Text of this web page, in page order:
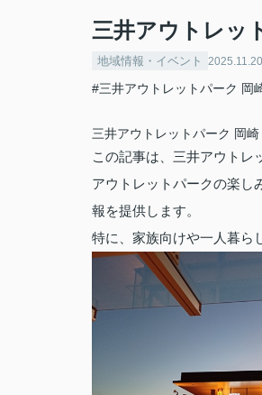
三井アウトレッ
地域情報・イベント 2025.11.20
#三井アウトレットパーク 岡
三井アウトレットパーク 岡崎
この記事は、三井アウトレ
アウトレットパークの楽し
報を提供します。
特に、家族向けや一人暮ら